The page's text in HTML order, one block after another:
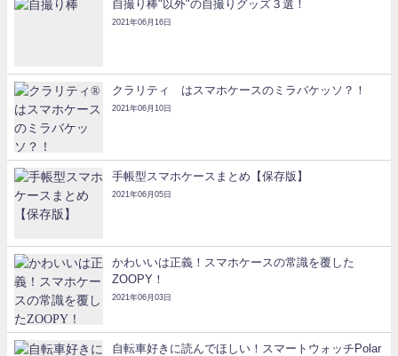
自撮り棒"以外"の自撮りグッズ３選！
2021年06月16日
クラリティ®はスマホケースのミラバケッソ？！
2021年06月10日
手帳型スマホケースまとめ【保存版】
2021年06月05日
かわいいは正義！スマホケースの常識を覆した
ZOOPY！
2021年06月03日
自転車好きに読んでほしい！スマートウォッチPolar